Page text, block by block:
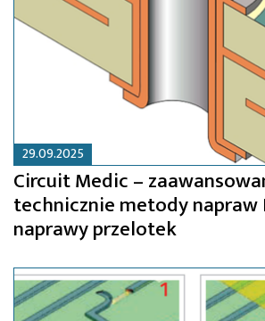
29.09.2025
Circuit Medic –
technicznie metody napraw
naprawy przelotek